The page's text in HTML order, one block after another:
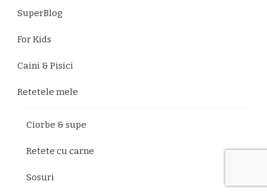
SuperBlog
For Kids
Caini & Pisici
Retetele mele
Ciorbe & supe
Retete cu carne
Sosuri